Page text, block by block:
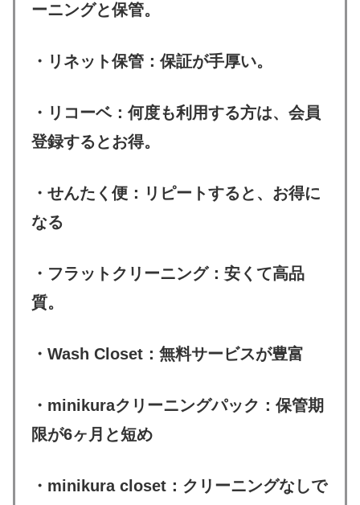
ーニングと保管。
・リネット保管：保証が手厚い。
・リコーベ：何度も利用する方は、会員
登録するとお得。
・せんたく便：リピートすると、お得に
なる
・フラットクリーニング：安くて高品
質。
・Wash Closet：無料サービスが豊富
・minikuraクリーニングパック：保管期
限が6ヶ月と短め
・minikura closet：クリーニングなしで